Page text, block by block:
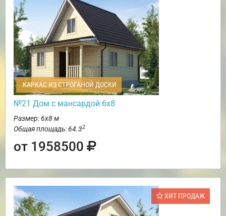
КАРКАС ИЗ СТРОГАНОЙ ДОСКИ
№21 Дом с мансардой 6х8
Размер: 6х8 м
Общая площадь: 64.32
от 1958500
ХИТ ПРОДАЖ